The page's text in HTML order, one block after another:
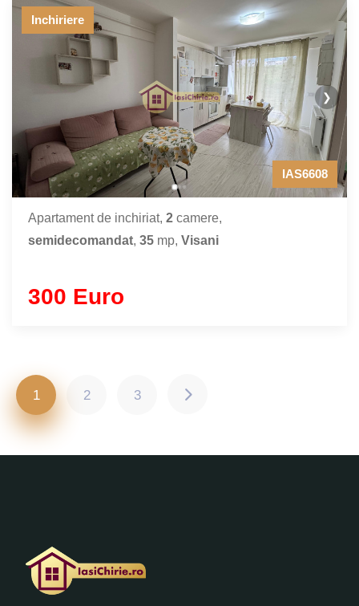
❯
Inchiriere
IAS6608
Apartament de inchiriat, 2 camere,
semidecomandat, 35 mp, Visani
300 Euro
1 2 3